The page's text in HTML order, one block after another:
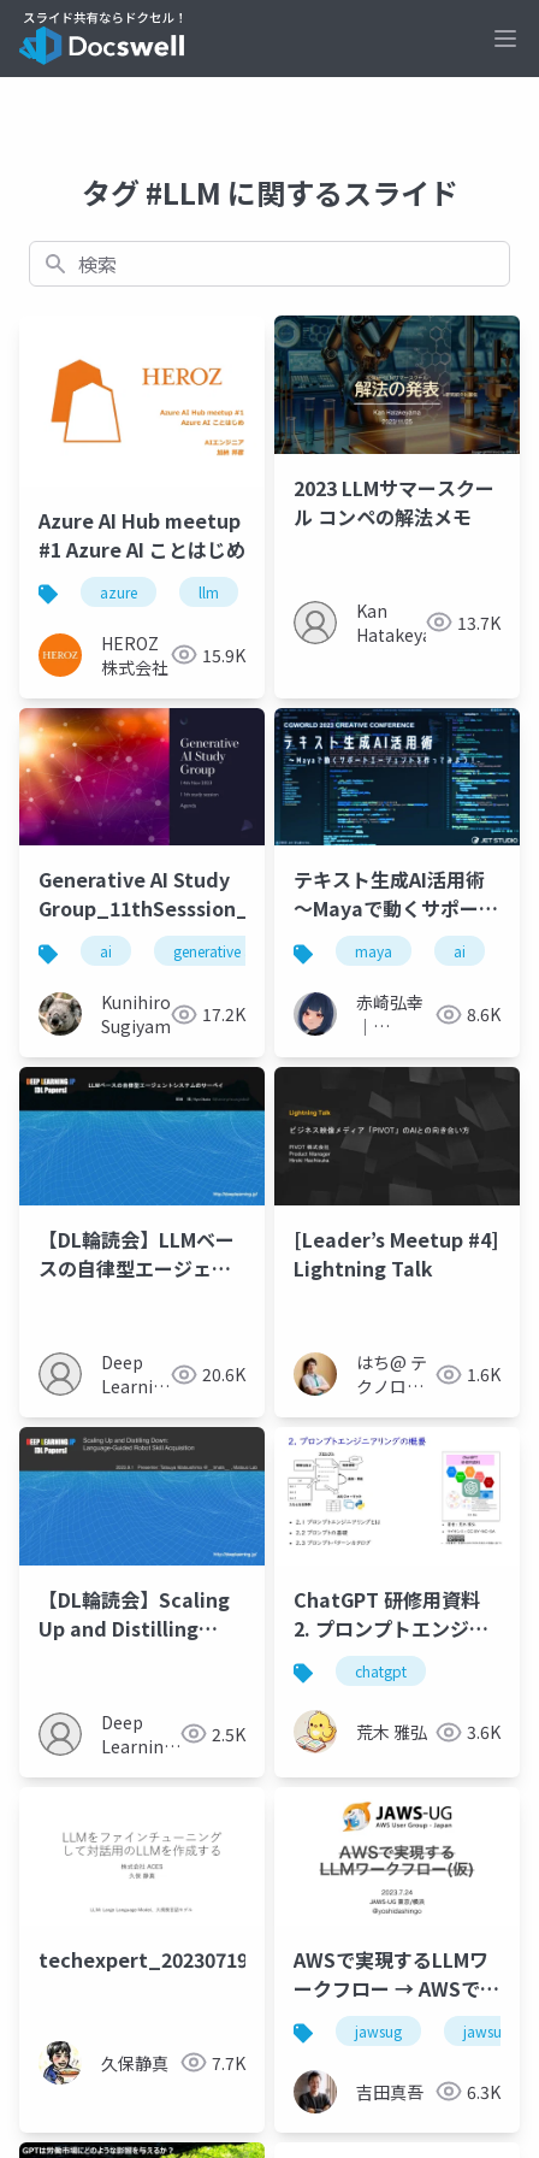
タグ #LLM に関するスライド
検索
Azure AI Hub meetup
#1 Azure AI ことはじめ
azure llm
HEROZ
株式会社
15.9K
2023 LLMサマースクー
ル コンペの解法メモ
Kan
Hatakeyama 13.7K
Generative AI Study
Group_11thSesssion_20231114
ai generative ai machine learning
Kunihiro
Sugiyama
17.2K
テキスト生成AI活用術
～Mayaで動くサポート
エージェントを作って
みよう！～
maya ai
赤崎弘幸
｜
Akasaki
8.6K
【DL輪読会】LLMベー
スの自律型エージェン
Deep
Learning
20.6K
[Leader’s Meetup #4]
Lightning Talk
はち@ テ
クノロジ
ア
「Newbee」
1.6K
【DL輪読会】Scaling
Up and Distilling
Acquisition
Deep
Learning
2.5K
ChatGPT 研修用資料
2. プロンプトエンジニ
アリングの概要
chatgpt
荒木 雅弘 3.6K
techexpert_20230719
久保静真 7.7K
AWSで実現するLLMワ
ークフロー → AWSで
LLMアプリをつくろう
jawsug
吉田真吾 6.3K